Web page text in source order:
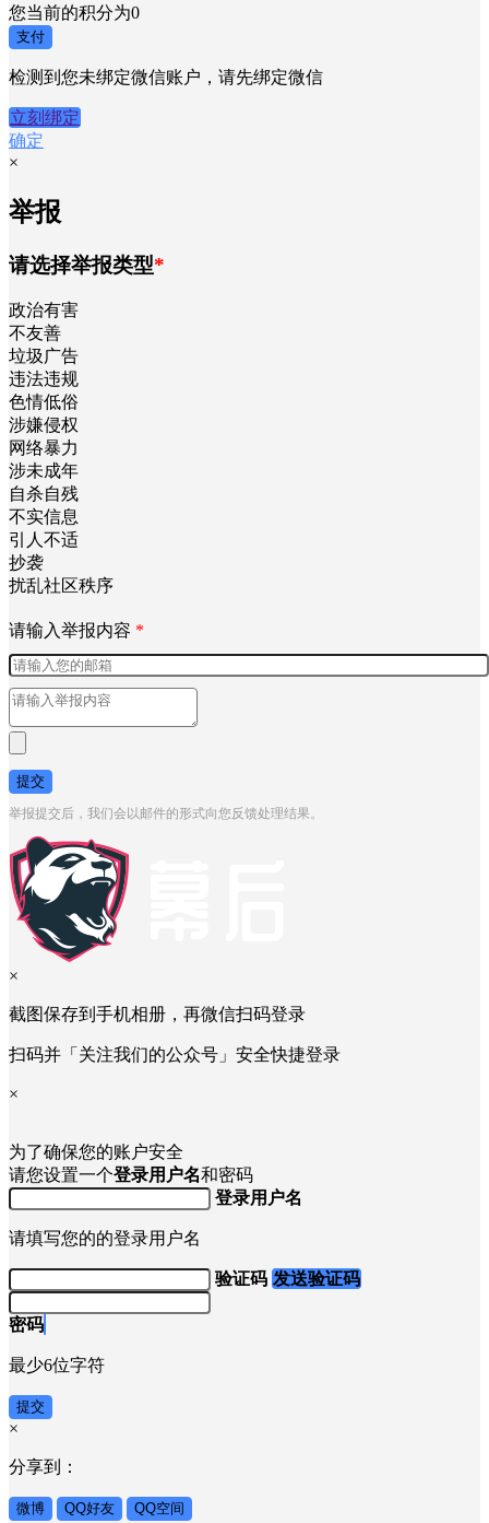
您当前的积分为0
支付
检测到您未绑定微信账户，请先绑定微信
立刻绑定
确定
×
举报
请选择举报类型*
政治有害
不友善
垃圾广告
违法违规
色情低俗
涉嫌侵权
网络暴力
涉未成年
自杀自残
不实信息
引人不适
抄袭
扰乱社区秩序
请输入举报内容 *
提交
举报提交后，我们会以邮件的形式向您反馈处理结果。
×
截图保存到手机相册，再微信扫码登录
扫码并「关注我们的公众号」安全快捷登录
×
为了确保您的账户安全
请您设置一个登录用户名和密码
登录用户名
请填写您的的登录用户名
验证码 发送验证码
密码
最少6位字符
提交
×
分享到：
微博 QQ好友 QQ空间